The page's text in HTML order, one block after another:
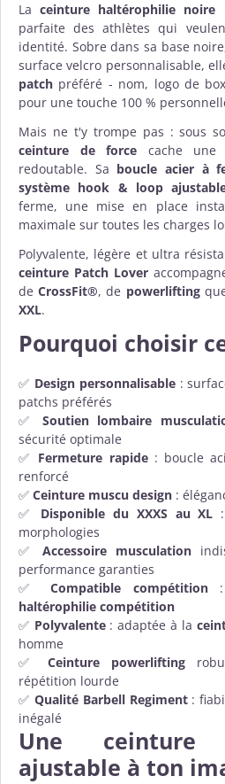
Laceinture haltérophilie noire
parfaite des athlètes qui
identité. Sobre dans sa base
surface velcro personnalisable,
patch préféré - nom, logo de
pour une touche 100 %
Mais ne t'y trompe pas : sous
ceinture de force cache une
redoutable. Sa boucle acier à
système hook & loop
ferme, une mise en place
maximale sur toutes les charges
Polyvalente, légère et ultra
ceinture Patch Lover
deCrossFit®, de powerlifting
XXL.
Pourquoi choisir
✅ Design personnalisable:
patchs préférés
✅ Soutien lombaire
sécurité optimale
✅ Fermeture rapide: boucle
renforcé
✅ Ceinture muscu design :
✅ Disponible du XXXS au XL
morphologies
✅Accessoire musculation
performance garanties
✅ Compatible compétition:
haltérophilie compétition
✅ Polyvalente: adaptée à la
homme
✅Ceinture powerlifting
répétition lourde
✅ Qualité Barbell Regiment:
inégalé
Une ceinture
ajustable à ton